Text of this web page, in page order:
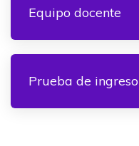
Equipo docente
Prueba de ingreso